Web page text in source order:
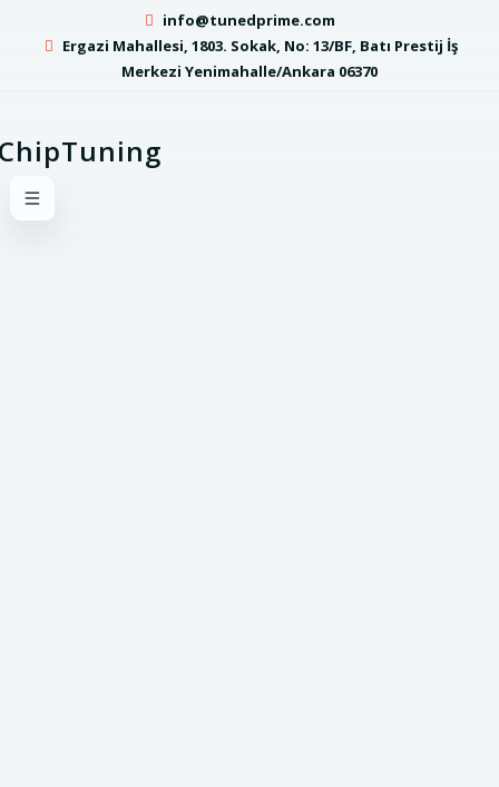
info@tunedprime.com
Ergazi Mahallesi, 1803. Sokak, No: 13/BF, Batı Prestij İş
Merkezi Yenimahalle/Ankara 06370